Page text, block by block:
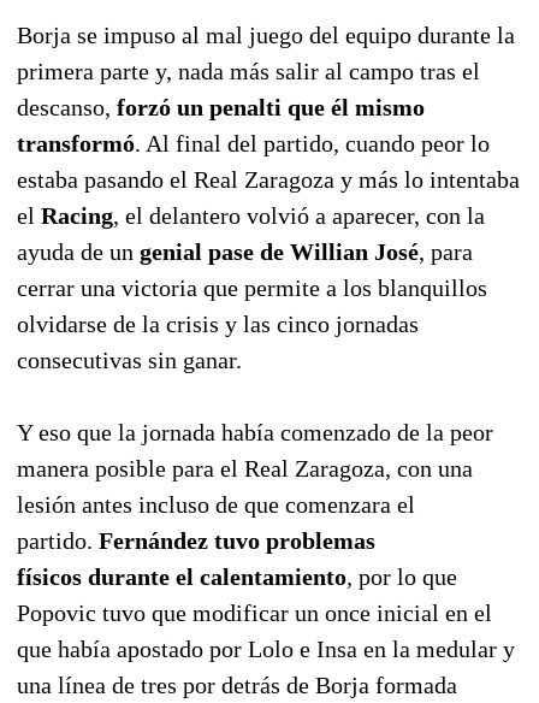
Borja se impuso al mal juego del equipo durante la
primera parte y, nada más salir al campo tras el
descanso, forzó un penalti que él mismo
transformó. Al final del partido, cuando peor lo
estaba pasando el Real Zaragoza y más lo intentaba
el Racing, el delantero volvió a aparecer, con la
ayuda de un genial pase de Willian José, para
cerrar una victoria que permite a los blanquillos
olvidarse de la crisis y las cinco jornadas
consecutivas sin ganar.
Y eso que la jornada había comenzado de la peor
manera posible para el Real Zaragoza, con una
lesión antes incluso de que comenzara el
partido. Fernández tuvo problemas
físicos durante el calentamiento, por lo que
Popovic tuvo que modificar un once inicial en el
que había apostado por Lolo e Insa en la medular y
una línea de tres por detrás de Borja formada